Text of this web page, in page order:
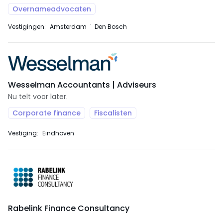
Overnameadvocaten
Vestigingen: Amsterdam Den Bosch
Wesselman Accountants | Adviseurs
Nu telt voor later.
Corporate finance
Fiscalisten
Vestiging: Eindhoven
Rabelink Finance Consultancy